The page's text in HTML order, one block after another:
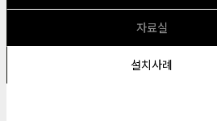
자료실
설치사례